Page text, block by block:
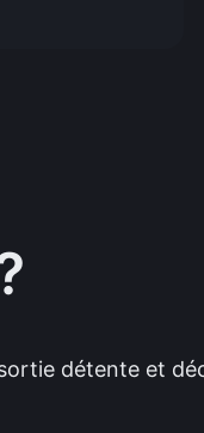
détente et